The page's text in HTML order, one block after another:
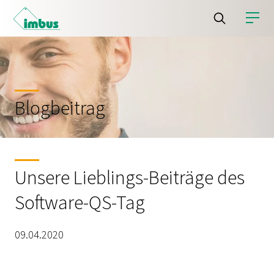
Blogbeitrag
Unsere Lieblings-Beiträge des
Software-QS-Tag
09.04.2020